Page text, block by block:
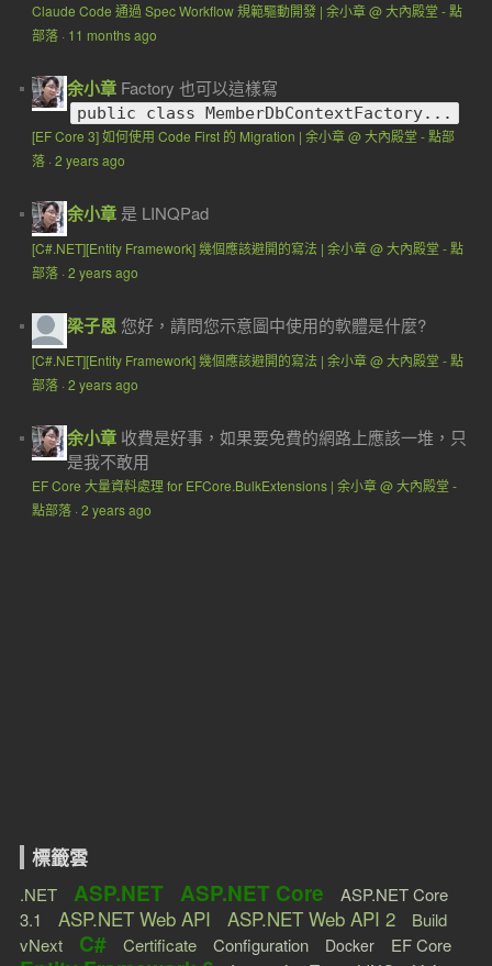
Claude Code 通過 Spec Workflow 規範驅動開發 | 余小章 @ 大內殿堂 - 點
部落· 11 months ago
余小章 Factory 也可以這樣寫
public class MemberDbContextFactory...
[EF Core 3] 如何使用 Code First 的 Migration | 余小章 @ 大內殿堂 - 點部
落· 2 years ago
余小章 是 LINQPad
[C#.NET][Entity Framework] 幾個應該避開的寫法 | 余小章 @ 大內殿堂 - 點
部落· 2 years ago
梁子恩 您好，請問您示意圖中使用的軟體是什麼?
[C#.NET][Entity Framework] 幾個應該避開的寫法 | 余小章 @ 大內殿堂 - 點
部落· 2 years ago
余小章 收費是好事，如果要免費的網路上應該一堆，只
是我不敢用
EF Core 大量資料處理 for EFCore.BulkExtensions | 余小章 @ 大內殿堂 -
點部落· 2 years ago
標籤雲
.NET ASP.NET ASP.NET Core
ASP.NET Core
3.1
ASP.NET Web API ASP.NET Web API 2
Build
vNext
C# Certificate Configuration Docker EF Core